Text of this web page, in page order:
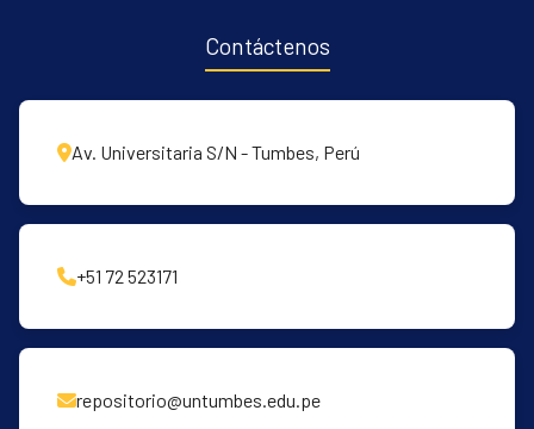
Contáctenos
Av. Universitaria S/N - Tumbes, Perú
+51 72 523171
repositorio@untumbes.edu.pe